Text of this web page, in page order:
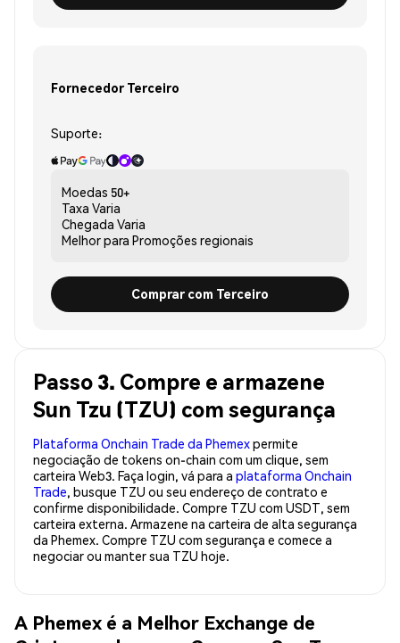
Fornecedor Terceiro
Suporte:
Moedas 50+
Taxa Varia
Chegada Varia
Melhor para Promoções regionais
Comprar com Terceiro
Passo 3. Compre e armazene
Sun Tzu (TZU) com segurança
Plataforma Onchain Trade da Phemexpermite
negociação de tokens on-chain com um clique, sem
carteira Web3. Faça login, vá para a plataforma Onchain
Trade, busque TZU ou seu endereço de contrato e
confirme disponibilidade. Compre TZU com USDT, sem
carteira externa. Armazene na carteira de alta segurança
da Phemex. Compre TZU com segurança e comece a
negociar ou manter sua TZU hoje.
A Phemex é a Melhor Exchange de